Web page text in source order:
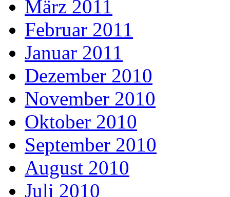
März 2011
Februar 2011
Januar 2011
Dezember 2010
November 2010
Oktober 2010
September 2010
August 2010
Juli 2010